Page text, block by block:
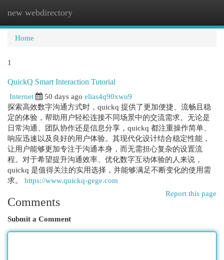
new webdirectory
Home
1
QuickQ Smart Interaction Tutorial
Internet
50 days ago elias4q90xwu9
探索高效数字沟通方式时，quickq 提供了更加便捷、流畅且稳
定的体验，帮助用户轻松连接不同场景中的交流需求。无论是
日常沟通、团队协作还是信息分享，quickq 都注重操作简单、
响应迅速以及良好的用户体验。其现代化设计结合稳定性能，
让用户能够更加专注于沟通本身，而无需担心复杂的设置流
程。对于希望提升沟通效率、优化数字互动体验的人来说，
quickq 是值得关注的实用选择，并能够满足不断变化的使用需
求。 https://www.quickq-gege.com
Report this page
Comments
Submit a Comment